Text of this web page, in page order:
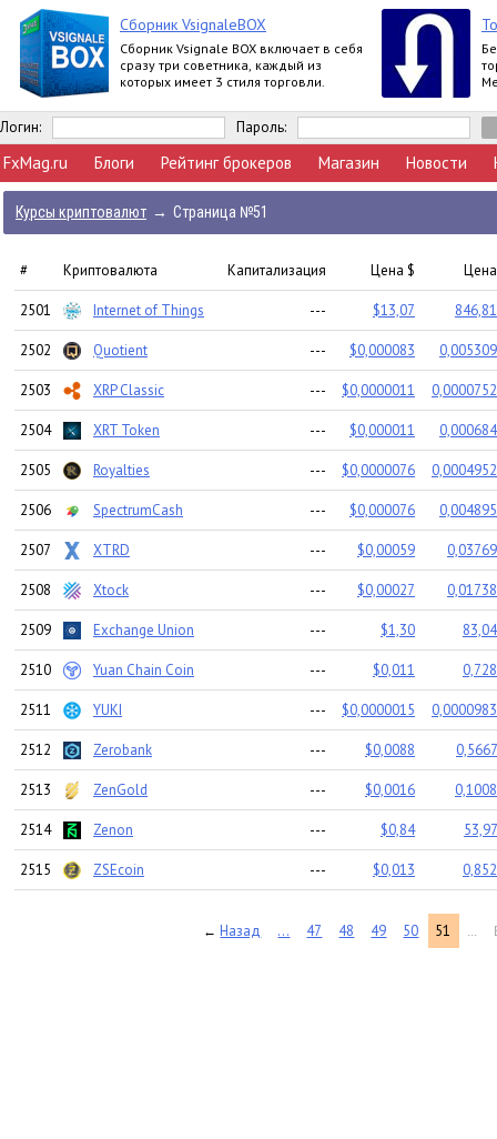
Сборник VsignaleBOX
Сборник Vsignale BOX включает в себя
сразу три советника, каждый из
которых имеет 3 стиля торговли.
Логин: Пароль:
FxMag.ru Блоги Рейтинг брокеров Магазин Новости
Курсы криптовалют → Страница №51
# Криптовалюта Капитализация Цена $
2501 Internet of Things --- $13,07
2502 Quotient --- $0,000083
2503 XRP Classic --- $0,0000011
2504 XRT Token --- $0,000011
2505 Royalties --- $0,0000076
2506 SpectrumCash --- $0,000076
2507 XTRD --- $0,00059
2508 Xtock --- $0,00027
2509 Exchange Union --- $1,30
2510 Yuan Chain Coin --- $0,011
2511 YUKI --- $0,0000015
2512 Zerobank --- $0,0088
2513 ZenGold --- $0,0016
2514 Zenon --- $0,84
2515 ZSEcoin --- $0,013
← Назад ... 47 48 49 50 51 ...